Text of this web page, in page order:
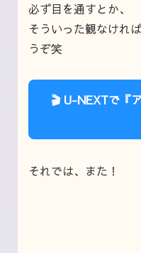
必ず目を通すとか、
そういった観なけれ
うぞ笑
🎬 U-NEXTで『
それでは、また！